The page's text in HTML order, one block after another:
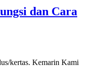
dan Cara
kertas. Kemarin Kami